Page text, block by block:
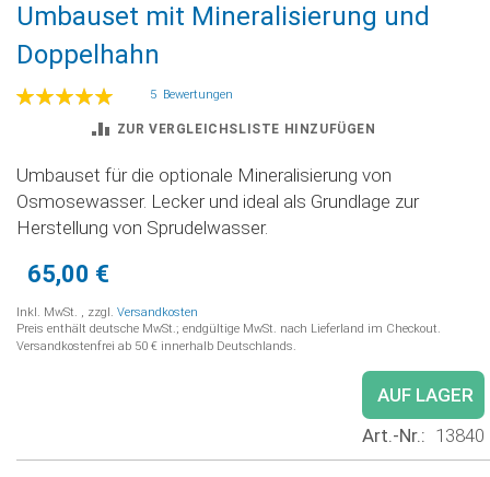
Anfang
der
Bildgalerie
springen
Umbauset mit Mineralisierung und
Doppelhahn
Bewertung:
5 Bewertungen
ZUR VERGLEICHSLISTE HINZUFÜGEN
Umbauset für die optionale Mineralisierung von
Osmosewasser. Lecker und ideal als Grundlage zur
Herstellung von Sprudelwasser.
65,00 €
Inkl. MwSt. , zzgl. Versandkosten
Preis enthält deutsche MwSt.; endgültige MwSt. nach Lieferland im Checkout.
Versandkostenfrei ab 50 € innerhalb Deutschlands.
AUF LAGER
Art.-Nr.
13840